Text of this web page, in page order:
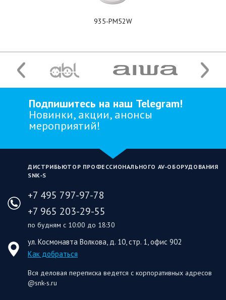
935-PM52W
Подпишитесь на наш Telegram!
Новинки, акции, анонсы
мероприятий!
ДИСТРИБЬЮТОР ПРОФЕССИОНАЛЬНОГО AV‑ОБОРУДОВАНИЯ
SNK‑S
+7 495 797-97-78
+7 965 203-29-55
по будням с 10:00 до 18:30
ул. Космонавта Волкова, д. 10, стр. 1, офис 902
Как добраться
Вся деловая переписка ведется с корпоративных адресов
@snk-s.ru